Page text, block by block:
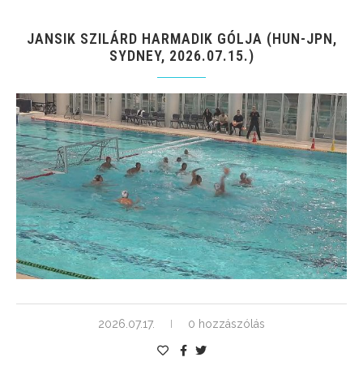
JANSIK SZILÁRD HARMADIK GÓLJA (HUN-JPN,
SYDNEY, 2026.07.15.)
2026.07.17. 0 hozzászólás